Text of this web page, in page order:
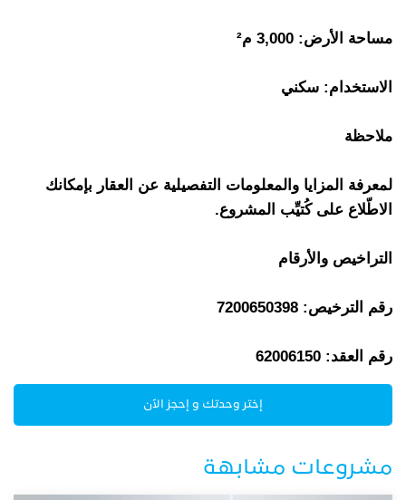
مساحة الأرض: 3,000 م²
الاستخدام: سكني
ملاحظة
لمعرفة المزايا والمعلومات التفصيلية عن العقار بإمكانك
الاطّلاع على كُتيِّب المشروع.
التراخيص والأرقام
رقم الترخيص: 7200650398
رقم العقد: 62006150
إختر وحدتك و إحجز الآن
مشروعات مشابهة